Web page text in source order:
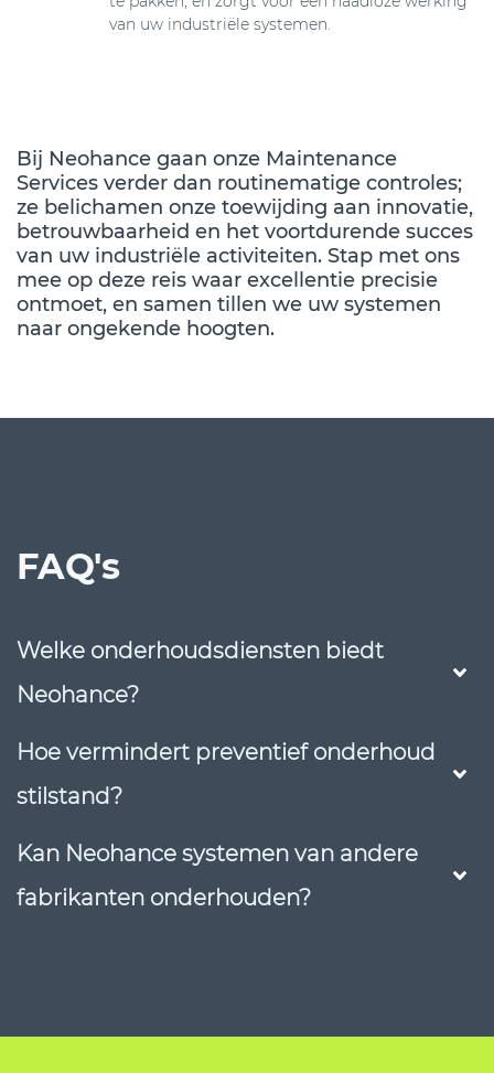
van uw industriële systemen.
Bij Neohance gaan onze Maintenance
Services verder dan routinematige controles;
ze belichamen onze toewijding aan innovatie,
betrouwbaarheid en het voortdurende succes
van uw industriële activiteiten. Stap met ons
mee op deze reis waar excellentie precisie
ontmoet, en samen tillen we uw systemen
naar ongekende hoogten.
FAQ's
Welke onderhoudsdiensten biedt
Neohance?
Hoe vermindert preventief onderhoud
stilstand?
Kan Neohance systemen van andere
fabrikanten onderhouden?